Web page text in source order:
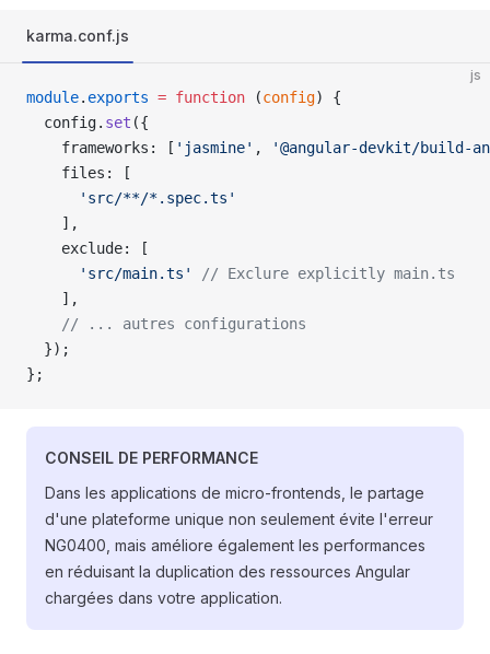
karma.conf.js
js
module. exports = function (config) {
  config.
set ({
    frameworks: [
'jasmine' ,
'@angular-devkit/build-
    files: [
      'src/**/*.spec.ts'
    ],
    exclude: [
      'src/main.ts'
// Exclure explicitly main.ts
    ],
    // ... autres configurations
  });
};
CONSEIL DE PERFORMANCE
Dans les applications de micro-frontends, le partage
d'une plateforme unique non seulement évite l'erreur
NG0400, mais améliore également les performances
en réduisant la duplication des ressources Angular
chargées dans votre application.